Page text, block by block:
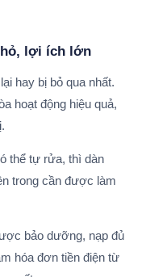
lợi ích lớn
hay bị bỏ qua nhất.
hoạt động hiệu quả,
thể tự rửa, thì dàn
trong cần được làm
bảo dưỡng, nạp đủ
hóa đơn tiền điện từ